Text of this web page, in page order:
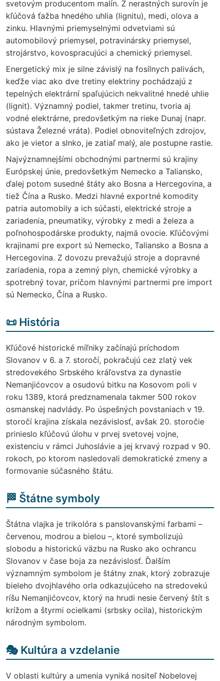
svetovým producentom malín. Z nerastných surovín je
kľúčová ťažba hnedého uhlia (lignitu), medi, olova a
zinku. Hlavnými priemyselnými odvetviami sú
automobilový priemysel, potravinársky priemysel,
strojárstvo, kovospracujúci a chemický priemysel.
Energetický mix je silne závislý na fosílnych palivách,
keďže viac ako dve tretiny elektriny pochádzajú z
tepelných elektrární spaľujúcich nekvalitné hnedé uhlie
(lignit). Významný podiel, takmer tretinu, tvoria aj
vodné elektrárne, predovšetkým na rieke Dunaj (napr.
sústava Železné vráta). Podiel obnoviteľných zdrojov,
ako je vietor a slnko, je zatiaľ malý, ale postupne rastie.
Najvýznamnejšími obchodnými partnermi sú krajiny
Európskej únie, predovšetkým Nemecko a Taliansko,
ďalej potom susedné štáty ako Bosna a Hercegovina, a
tiež Čína a Rusko. Medzi hlavné exportné komodity
patria automobily a ich súčasti, elektrické stroje a
zariadenia, pneumatiky, výrobky z medi a železa a
poľnohospodárske produkty, najmä ovocie. Kľúčovými
krajinami pre export sú Nemecko, Taliansko a Bosna a
Hercegovina. Z dovozu prevažujú stroje a dopravné
zariadenia, ropa a zemný plyn, chemické výrobky a
spotrebný tovar, pričom hlavnými partnermi pre import
sú Nemecko, Čína a Rusko.
📜 História
Kľúčové historické míľniky začínajú príchodom
Slovanov v 6. a 7. storočí, pokračujú cez zlatý vek
stredovekého Srbského kráľovstva za dynastie
Nemanjićovcov a osudovú bitku na Kosovom poli v
roku 1389, ktorá predznamenala takmer 500 rokov
osmanskej nadvlády. Po úspešných povstaniach v 19.
storočí krajina získala nezávislosť, avšak 20. storočie
prinieslo kľúčovú úlohu v prvej svetovej vojne,
existenciu v rámci Juhoslávie a jej krvavý rozpad v 90.
rokoch, po ktorom nasledovali demokratické zmeny a
formovanie súčasného štátu.
🏁 Štátne symboly
Štátna vlajka je trikolóra s panslovanskými farbami –
červenou, modrou a bielou –, ktoré symbolizujú
slobodu a historickú väzbu na Rusko ako ochrancu
Slovanov v čase boja za nezávislosť. Ďalším
významným symbolom je štátny znak, ktorý zobrazuje
bieleho dvojhlavého orla odkazujúceho na stredovekú
ríšu Nemanjićovcov, ktorý na hrudi nesie červený štít s
krížom a štyrmi ocielkami (srbsky ocila), historickým
národným symbolom.
🎭 Kultúra a vzdelanie
V oblasti kultúry a umenia vyniká nositeľ Nobelovej